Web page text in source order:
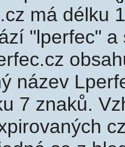
má délku
"lperfec"
název
7 znaků.